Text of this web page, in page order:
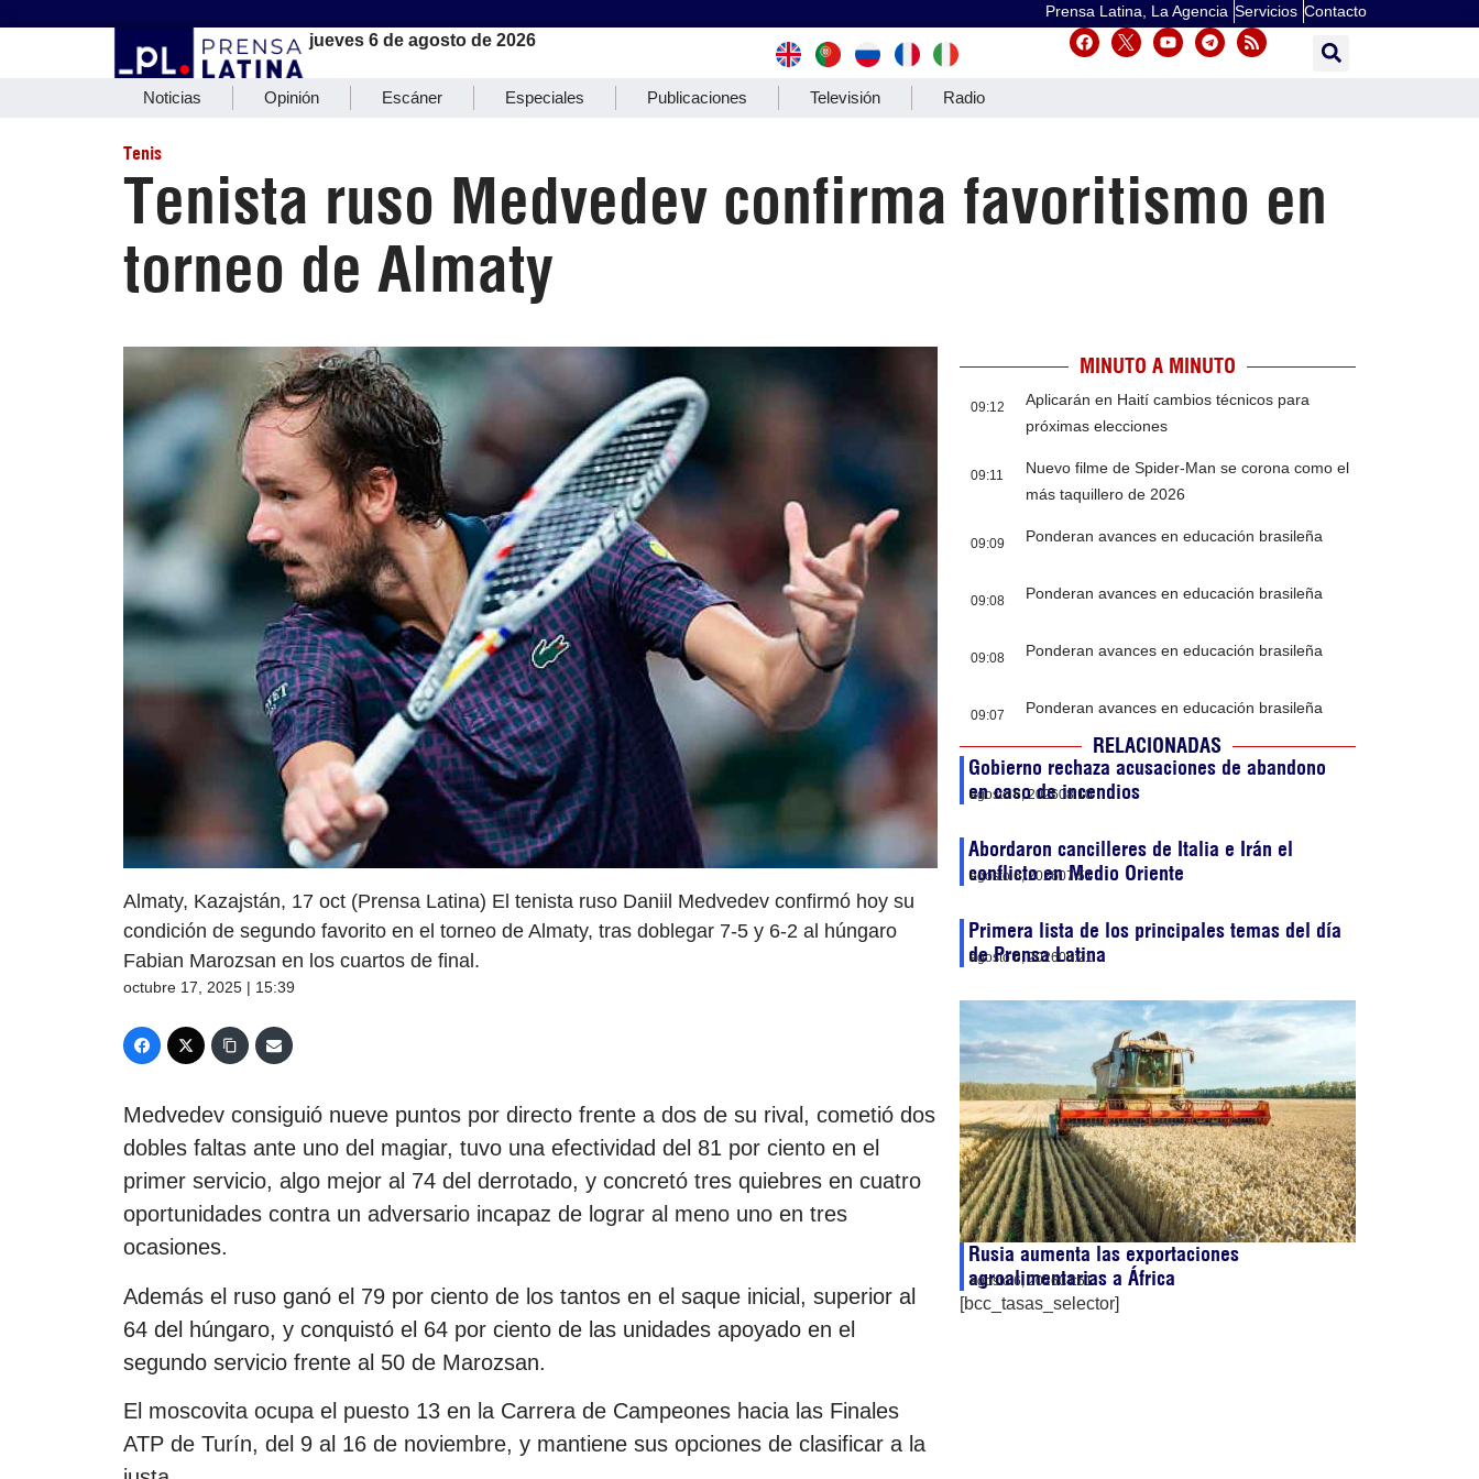
Prensa Latina, La Agencia Servicios Contacto
jueves 6 de agosto de 2026
Noticias Opinión Escáner Especiales Publicaciones Televisión Radio
Tenis
Tenista ruso Medvedev confirma favoritismo en
torneo de Almaty
Almaty, Kazajstán, 17 oct (Prensa Latina) El tenista ruso Daniil Medvedev confirmó hoy su
condición de segundo favorito en el torneo de Almaty, tras doblegar 7-5 y 6-2 al húngaro
Fabian Marozsan en los cuartos de final.
octubre 17, 2025 | 15:39
Medvedev consiguió nueve puntos por directo frente a dos de su rival, cometió dos
dobles faltas ante uno del magiar, tuvo una efectividad del 81 por ciento en el
primer servicio, algo mejor al 74 del derrotado, y concretó tres quiebres en cuatro
oportunidades contra un adversario incapaz de lograr al meno uno en tres
ocasiones.
Además el ruso ganó el 79 por ciento de los tantos en el saque inicial, superior al
64 del húngaro, y conquistó el 64 por ciento de las unidades apoyado en el
segundo servicio frente al 50 de Marozsan.
El moscovita ocupa el puesto 13 en la Carrera de Campeones hacia las Finales
ATP de Turín, del 9 al 16 de noviembre, y mantiene sus opciones de clasificar a la
MINUTO A MINUTO
09:12
Aplicarán en Haití cambios técnicos para
próximas elecciones
09:11
Nuevo filme de Spider-Man se corona como el
más taquillero de 2026
09:09 Ponderan avances en educación brasileña
09:08 Ponderan avances en educación brasileña
09:08 Ponderan avances en educación brasileña
09:07 Ponderan avances en educación brasileña
RELACIONADAS
Gobierno rechaza acusaciones de abandono
en caso de incendios
agosto 6, 202608:10
Abordaron cancilleres de Italia e Irán el
conflicto en Medio Oriente
agosto 6, 202607:51
Primera lista de los principales temas del día
de Prensa Latina
agosto 6, 202605:21
Rusia aumenta las exportaciones
agroalimentarias a África
agosto 6, 202604:51
[bcc_tasas_selector]